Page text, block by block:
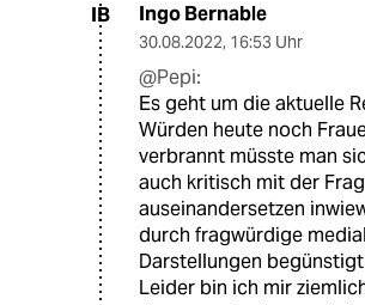
IB Ingo Bernable
30.08.2022, 16:53 Uhr
@Pepi:
Es geht um die aktuelle
Würden heute noch
verbrannt müsste man
auch kritisch mit der
auseinandersetzen
durch fragwürdige
Darstellungen
Leider bin ich mir